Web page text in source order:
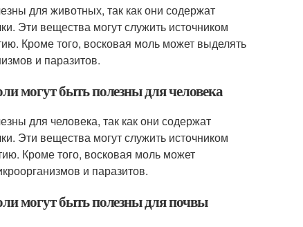
для животных, так как они содержат
Эти вещества могут служить источником
Кроме того, восковая моль может выделять
и паразитов.
могут быть полезны для человека
для человека, так как они содержат
Эти вещества могут служить источником
Кроме того, восковая моль может
и паразитов.
могут быть полезны для почвы